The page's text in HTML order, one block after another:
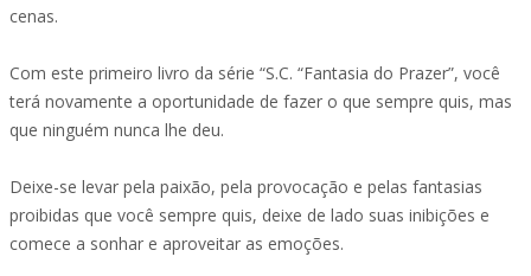
cenas.
Com este primeiro livro da série “S.C. “Fantasia do Prazer”, você
terá novamente a oportunidade de fazer o que sempre quis, mas
que ninguém nunca lhe deu.
Deixe-se levar pela paixão, pela provocação e pelas fantasias
proibidas que você sempre quis, deixe de lado suas inibições e
comece a sonhar e aproveitar as emoções.